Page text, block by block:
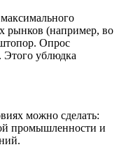
рынков (например, во
штопор. Опрос
Этого ублюдка
можно сделать:
промышленности и